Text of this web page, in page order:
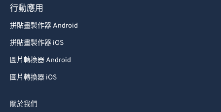
行動應用
拼貼畫製作器 Android
拼貼畫製作器 iOS
圖片轉換器 Android
圖片轉換器 iOS
關於我們